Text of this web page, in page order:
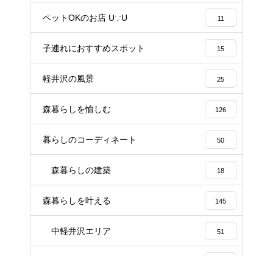
ペットOKのお店 U∵U 11
子連れにおすすめスポット 15
軽井沢の風景 25
森暮らしを愉しむ 126
暮らしのコーディネート 50
森暮らしの建築 18
森暮らしを叶える 145
中軽井沢エリア 51